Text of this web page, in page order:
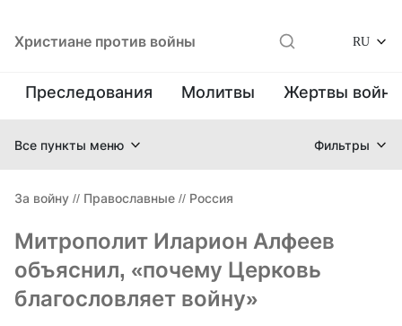
Христиане против войны RU
Преследования Молитвы Жертвы
Все пункты меню Фильтры
За войну // Православные // Россия
Митрополит Иларион Алфеев
объяснил, «почему Церковь
благословляет войну»